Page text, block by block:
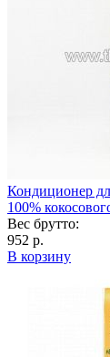
Кондиционер
100%
Вес брутто:
952 р.
В корзину